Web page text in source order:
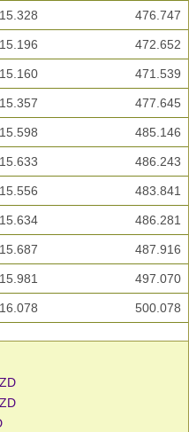
15.328 476.747
15.196 472.652
15.160 471.539
15.357 477.645
15.598 485.146
15.633 486.243
15.556 483.841
15.634 486.281
15.687 487.916
15.981 497.070
16.078 500.078